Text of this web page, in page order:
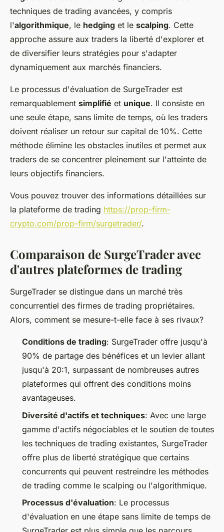
techniques de trading avancées, y compris
l'algorithmique, le hedging et le scalping. Cette
approche assure aux traders la liberté d'explorer et
de diversifier leurs stratégies pour s'adapter
dynamiquement aux marchés financiers.
Le processus d'évaluation de SurgeTrader est
remarquablement simplifié et unique. Il consiste en
une seule étape, sans limite de temps, où les traders
doivent réaliser un retour sur capital de 10%. Cette
méthode élimine les obstacles inutiles et permet aux
traders de se concentrer pleinement sur l'atteinte de
leurs objectifs financiers.
Vous pouvez trouver des informations détaillées sur
la plateforme de trading https://prop-firm-
crypto.com/prop-firm/surgetrader/.
Comparaison de SurgeTrader avec
d'autres plateformes de trading
SurgeTrader se distingue dans un marché très
concurrentiel des firmes de trading propriétaires.
Alors, comment se mesure-t-elle face à ses rivaux?
Conditions de trading: SurgeTrader offre jusqu'à
90% de partage des bénéfices et un levier allant
jusqu'à 20:1, surpassant de nombreuses autres
plateformes qui offrent des conditions moins
avantageuses.
Diversité d'actifs et techniques: Avec une large
gamme d'actifs négociables et le soutien de toutes
les techniques de trading existantes, SurgeTrader
offre plus de liberté stratégique que certains
concurrents qui peuvent restreindre les méthodes
de trading comme le scalping ou l'algorithmique.
Processus d'évaluation: Le processus
d'évaluation en une étape sans limite de temps de